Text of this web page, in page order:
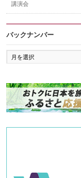
講演会
バックナンバー
バ
ッ
ン
バ
ー